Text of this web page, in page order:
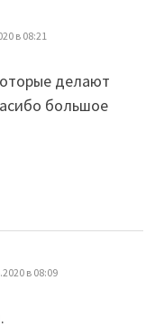
в 08:21
делают
большое
в 08:09